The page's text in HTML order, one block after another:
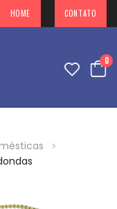
HOME CONTATO
0